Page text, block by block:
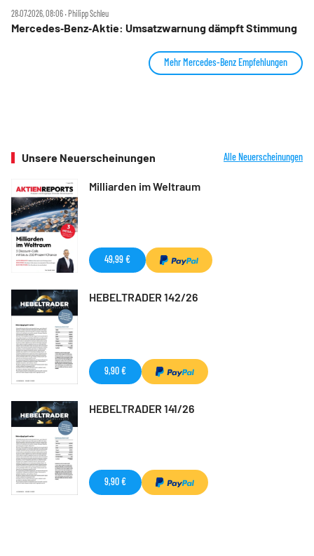
28.07.2026, 08:06 ‧ Philipp Schleu
Mercedes‑Benz‑Aktie: Umsatzwarnung dämpft Stimmung
Mehr Mercedes-Benz Empfehlungen
Unsere Neuerscheinungen Alle Neuerscheinungen
Milliarden im Weltraum
49,99 €
HEBELTRADER 142/26
9,90 €
HEBELTRADER 141/26
9,90 €